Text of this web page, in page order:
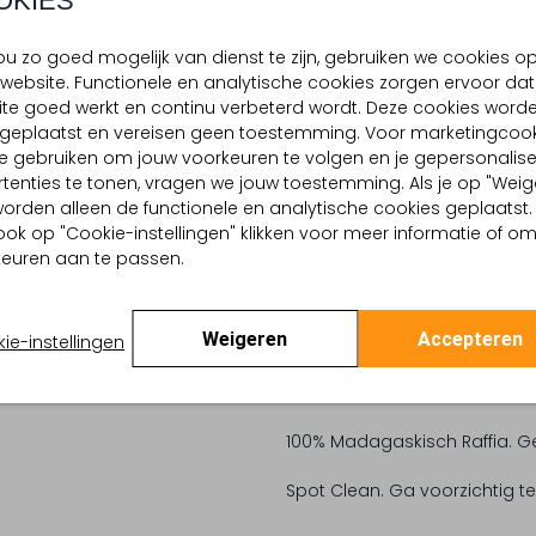
zo goed mogelijk van dienst te zijn, gebruiken we cookies op
Functionele en analytische cookies zorgen ervoor
goed werkt en continu verbeterd wordt. Deze cookies
en vereisen geen toestemming. Voor
gebruiken om jouw voorkeuren te volgen en je
te tonen, vragen we jouw toestemming. Als je op
alleen de functionele en analytische cookies geplaatst.
op "Cookie-instellingen" klikken voor meer informatie of
aan te passen.
instellingen Weigeren Accepteren
Raffia
Katoen
Deze chique en elegante
hele dag koel en
ambachtslui, geen twee
touw rond de kroon geeft
UPF50+ Gecertificeerde UV-
Maat: M/L: 58 cm
Breedte rand: 12 cm
Verstelbaar: Comfy-Fit
100% Madagaskisch Raffia.
Spot Clean. Ga voorzichtig